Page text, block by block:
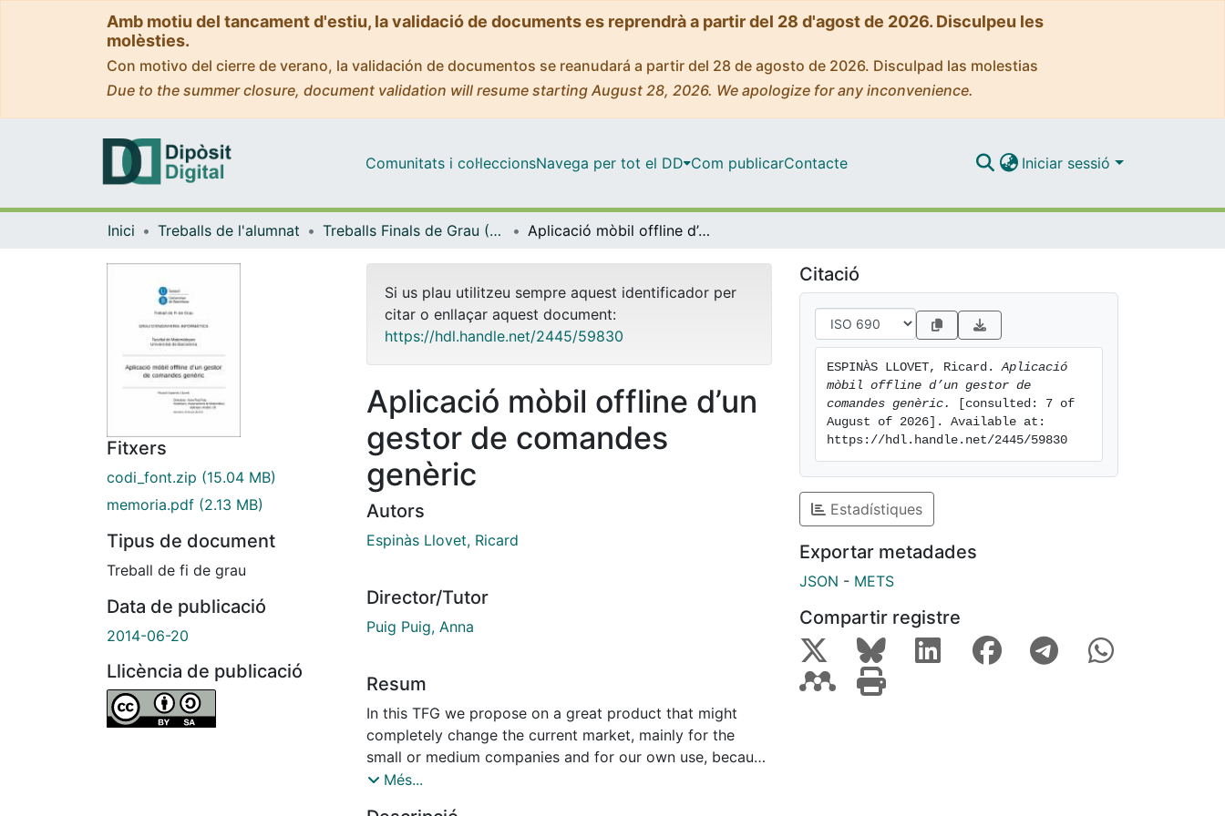
Amb motiu del tancament d'estiu, la validació de documents es reprendrà a partir del 28 d'agost de 2026. Disculpeu les
molèsties.
Con motivo del cierre de verano, la validación de documentos se reanudará a partir del 28 de agosto de 2026. Disculpad las molestias
Due to the summer closure, document validation will resume starting August 28, 2026. We apologize for any inconvenience.
Comunitats i col·leccionsNavega per tot el DD Com publicarContacte Iniciar sessió
Inici Treballs de l'alumnat Treballs Finals de Grau (TFG) - Enginyeria Informàtica Aplicació mòbil offline d’un gestor de comandes genèric
Fitxers
codi_font.zip (15.04 MB)
memoria.pdf (2.13 MB)
Tipus de document
Treball de fi de grau
Data de publicació
2014-06-20
Llicència de publicació
Si us plau utilitzeu sempre aquest identificador per
citar o enllaçar aquest document:
https://hdl.handle.net/2445/59830
Aplicació mòbil offline d’un
gestor de comandes
genèric
Autors
Espinàs Llovet, Ricard
Director/Tutor
Puig Puig, Anna
Resum
In this TFG we propose on a great product that might
completely change the current market, mainly for the
small or medium companies and for our own use, because
the cost of this service it's far way cheaper than the
Més...
Citació
ESPINÀS LLOVET, Ricard. Aplicació
mòbil offline d’un gestor de
comandes genèric.
[consulted: 7 of
August of 2026]. Available at:
https://hdl.handle.net/2445/59830
Estadístiques
Exportar metadades
JSON - METS
Compartir registre